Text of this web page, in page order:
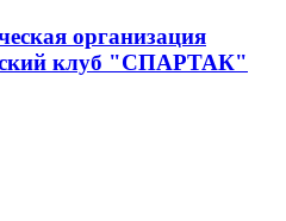
организация
клуб "СПАРТАК"